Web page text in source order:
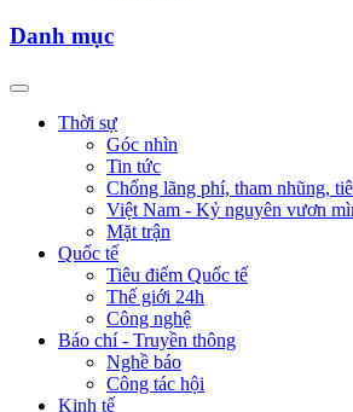
Danh mục
Thời sự
Góc nhìn
Tin tức
Chống lãng phí, tham nhũng,
Việt Nam - Kỷ nguyên vươn
Mặt trận
Quốc tế
Tiêu điểm Quốc tế
Thế giới 24h
Công nghệ
Báo chí - Truyền thông
Nghề báo
Công tác hội
Kinh tế